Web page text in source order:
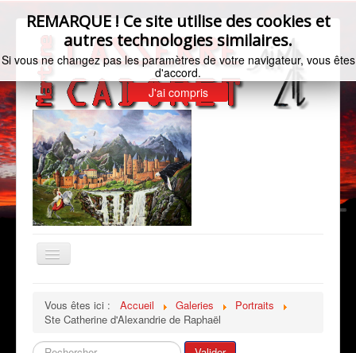
Basculer
Bio de l'artiste
Galeries
Vous êtes ici : Accueil Galeries
Portraits
Ste Catherine d'Alexandrie de Raphaël
REMARQUE ! Ce site utilise des cookies et
autres technologies similaires.
Si vous ne changez pas les paramètres de votre navigateur, vous êtes
d'accord.
J'ai compris
Rechercher